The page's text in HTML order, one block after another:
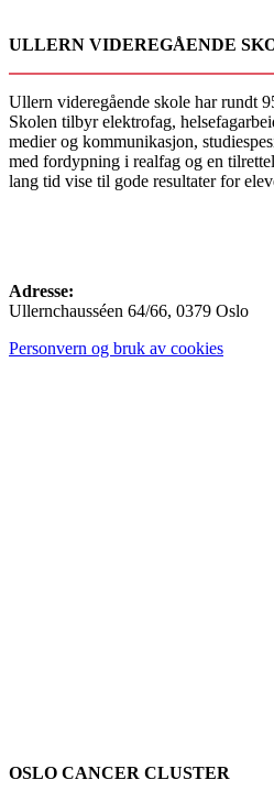
ULLERN VIDEREGÅENDE
Ullern videregående skole har rundt
Skolen tilbyr elektrofag,
medier og kommunikasjon,
med fordypning i realfag og en
lang tid vise til gode resultater for
Adresse:
Ullernchausséen 64/66, 0379 Oslo
Personvern og bruk av cookies
OSLO CANCER CLUSTER